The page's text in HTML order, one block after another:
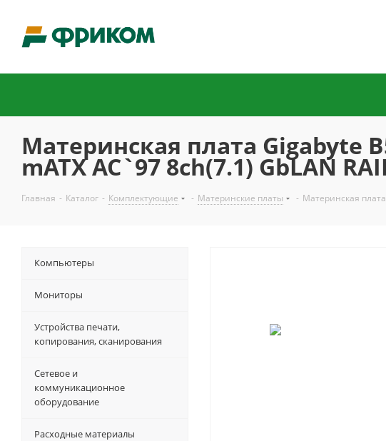
Материнская плата Gigabyte
mATX AC`97 8ch(7.1) GbLAN
Главная - Каталог - Комплектующие - Материнские платы - Материнская
Компьютеры
Мониторы
Устройства печати,
копирования, сканирования
Сетевое и
коммуникационное
оборудование
Расходные материалы